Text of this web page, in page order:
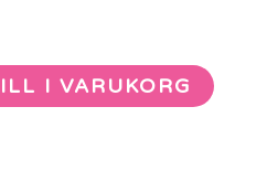
I VARUKORG